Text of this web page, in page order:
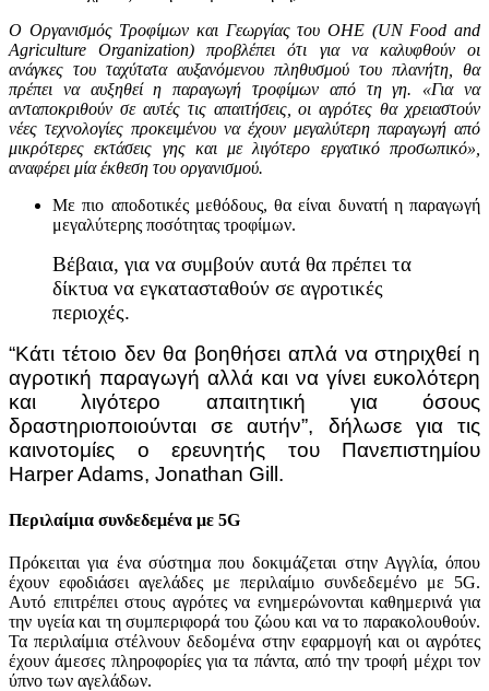
Ο Οργανισμός Τροφίμων και Γεωργίας του ΟΗΕ (UN Food and
Agriculture Organization) προβλέπει ότι για να καλυφθούν οι
ανάγκες του ταχύτατα αυξανόμενου πληθυσμού του πλανήτη, θα
πρέπει να αυξηθεί η παραγωγή τροφίμων από τη γη. «Για να
ανταποκριθούν σε αυτές τις απαιτήσεις, οι αγρότες θα χρειαστούν
νέες τεχνολογίες προκειμένου να έχουν μεγαλύτερη παραγωγή από
μικρότερες εκτάσεις γης και με λιγότερο εργατικό προσωπικό»,
αναφέρει μία έκθεση του οργανισμού.
Με πιο αποδοτικές μεθόδους, θα είναι δυνατή η παραγωγή
μεγαλύτερης ποσότητας τροφίμων.
Βέβαια, για να συμβούν αυτά θα πρέπει τα
δίκτυα να εγκατασταθούν σε αγροτικές
περιοχές.
“Κάτι τέτοιο δεν θα βοηθήσει απλά να στηριχθεί η
αγροτική παραγωγή αλλά και να γίνει ευκολότερη
και λιγότερο απαιτητική για όσους
δραστηριοποιούνται σε αυτήν”, δήλωσε για τις
καινοτομίες ο ερευνητής του Πανεπιστημίου
Harper Adams, Jonathan Gill.
Περιλαίμια συνδεδεμένα με 5G
Πρόκειται για ένα σύστημα που δοκιμάζεται στην Αγγλία, όπου
έχουν εφοδιάσει αγελάδες με περιλαίμιο συνδεδεμένο με 5G.
Αυτό επιτρέπει στους αγρότες να ενημερώνονται καθημερινά για
την υγεία και τη συμπεριφορά του ζώου και να το παρακολουθούν.
Τα περιλαίμια στέλνουν δεδομένα στην εφαρμογή και οι αγρότες
έχουν άμεσες πληροφορίες για τα πάντα, από την τροφή μέχρι τον
ύπνο των αγελάδων.